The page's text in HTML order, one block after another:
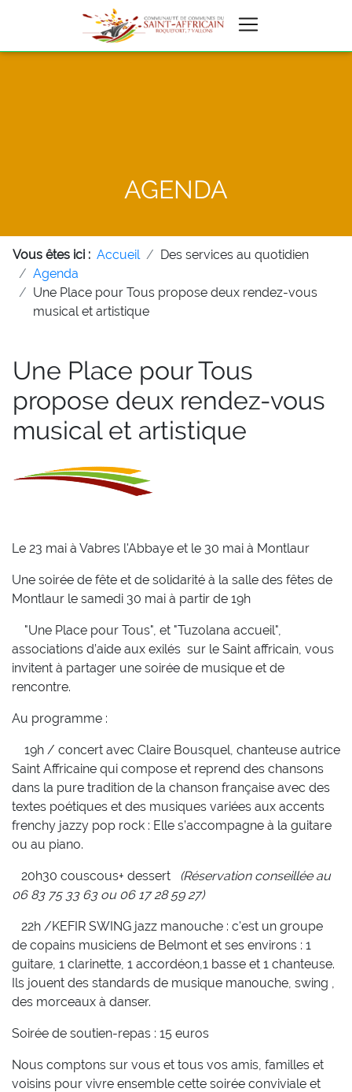
AGENDA
Vous êtes ici : Accueil
Des services au quotidien
Agenda
Une Place pour Tous propose deux rendez-vous
musical et artistique
Une Place pour Tous
propose deux rendez-vous
musical et artistique
Le 23 mai à Vabres l'Abbaye et le 30 mai à Montlaur
Une soirée de fête et de solidarité à la salle des fêtes de
Montlaur le samedi 30 mai à partir de 19h
"Une Place pour Tous", et "Tuzolana accueil",
associations d’aide aux exilés sur le Saint affricain, vous
invitent à partager une soirée de musique et de
rencontre.
Au programme :
19h / concert avec Claire Bousquel, chanteuse autrice
Saint Affricaine qui compose et reprend des chansons
dans la pure tradition de la chanson française avec des
textes poétiques et des musiques variées aux accents
frenchy jazzy pop rock : Elle s’accompagne à la guitare
ou au piano.
20h30 couscous+ dessert (Réservation conseillée au
06 83 75 33 63 ou 06 17 28 59 27)
22h /KEFIR SWING jazz manouche : c'est un groupe
de copains musiciens de Belmont et ses environs : 1
guitare, 1 clarinette, 1 accordéon,1 basse et 1 chanteuse.
Ils jouent des standards de musique manouche, swing ,
des morceaux à danser.
Soirée de soutien-repas : 15 euros
Nous comptons sur vous et tous vos amis, familles et
voisins pour vivre ensemble cette soirée conviviale et